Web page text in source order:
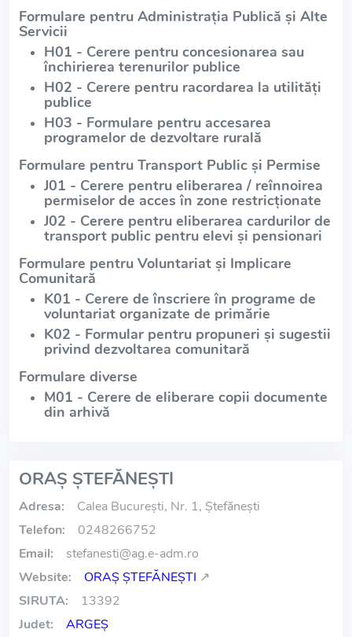
Formulare pentru Administrația Publică și Alte
Servicii
H01 - Cerere pentru concesionarea sau
închirierea terenurilor publice
H02 - Cerere pentru racordarea la utilități
publice
H03 - Formulare pentru accesarea
programelor de dezvoltare rurală
Formulare pentru Transport Public și Permise
J01 - Cerere pentru eliberarea / reînnoirea
permiselor de acces în zone restricționate
J02 - Cerere pentru eliberarea cardurilor de
transport public pentru elevi și pensionari
Formulare pentru Voluntariat și Implicare
Comunitară
K01 - Cerere de înscriere în programe de
voluntariat organizate de primărie
K02 - Formular pentru propuneri și sugestii
privind dezvoltarea comunitară
Formulare diverse
M01 - Cerere de eliberare copii documente
din arhivă
ORAŞ ŞTEFĂNEŞTI
Adresa:
Calea București, Nr. 1, Ștefănești
Telefon:
0248266752
Email:
stefanesti@ag.e-adm.ro
Website:
ORAŞ ŞTEFĂNEŞTI ↗
SIRUTA:
13392
Judet:
ARGEŞ